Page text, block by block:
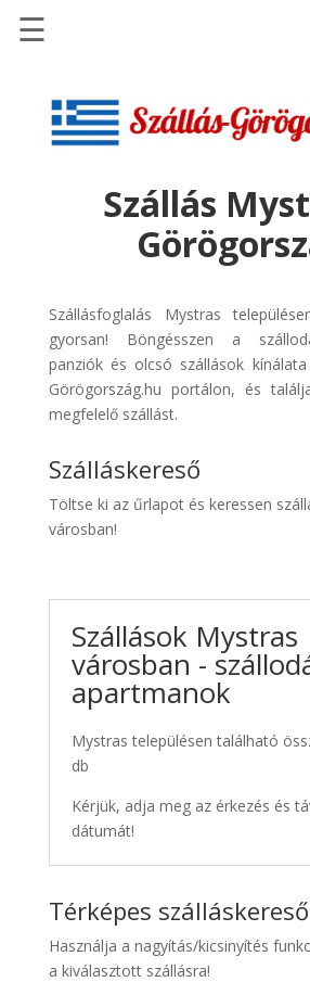
Szállások
Repülőjegy
pénzvisszatérítéssel
Discover
Cars
Transzfer
Kiwi
Taxi
☰
Szállás
Szállásfoglalás Mystras
gyorsan! Böngésszen a
panziók és olcsó szállások
Görögország.hu portálon, és
megfelelő szállást.
Szálláskereső
Töltse ki az űrlapot és keressen
városban!
Szállások Mystras
városban -
apartmanok
Mystras településen található
db
Kérjük, adja meg az érkezés és
dátumát!
Térképes szálláskereső
Használja a nagyítás/kicsinyítés
a kiválasztott szállásra!